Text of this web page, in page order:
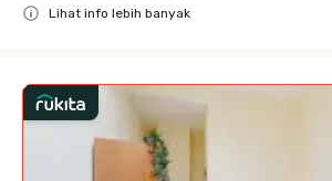
Lihat info lebih banyak